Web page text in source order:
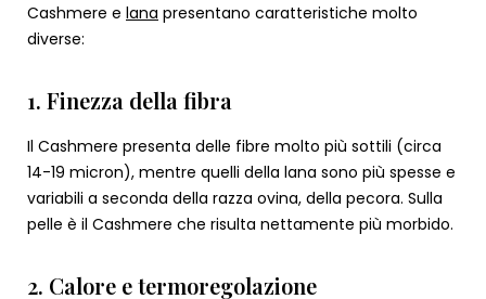
Cashmere e lana presentano caratteristiche molto
diverse:
1. Finezza della fibra
Il Cashmere presenta delle fibre molto più sottili (circa
14-19 micron), mentre quelli della lana sono più spesse e
variabili a seconda della razza ovina, della pecora. Sulla
pelle è il Cashmere che risulta nettamente più morbido.
2. Calore e termoregolazione